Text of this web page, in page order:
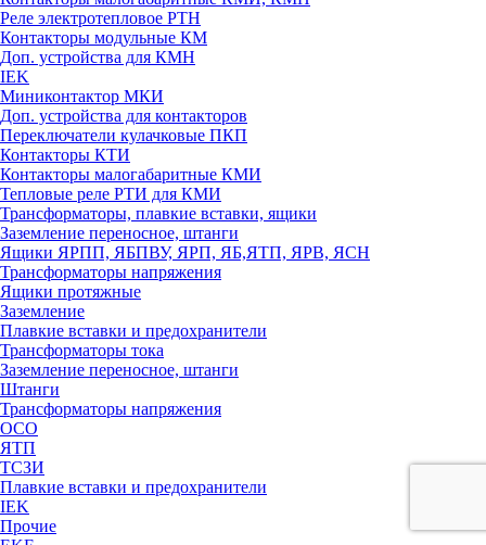
Реле электротепловое РТН
Контакторы модульные КМ
Доп. устройства для КМН
IEK
Миниконтактор МКИ
Доп. устройства для контакторов
Переключатели кулачковые ПКП
Контакторы КТИ
Контакторы малогабаритные КМИ
Тепловые реле РTИ для КМИ
Трансформаторы, плавкие вставки, ящики
Заземление переносное, штанги
Ящики ЯРПП, ЯБПВУ, ЯРП, ЯБ,ЯТП, ЯРВ, ЯСН
Трансформаторы напряжения
Ящики протяжные
Заземление
Плавкие вставки и предохранители
Трансформаторы тока
Заземление переносное, штанги
Штанги
Трансформаторы напряжения
ОСО
ЯТП
ТСЗИ
Плавкие вставки и предохранители
IEK
Прочие